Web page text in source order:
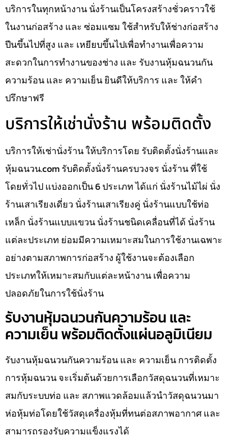
บริการในทุกหน้างาน นั่งร้านเป็นโครงสร้างชั่วคราวใช้
ในงานก่อสร้าง และ ซ่อมแซม ใช้สำหรับให้ช่างก่อสร้าง
ปีนขึ้นไปที่สูง และ เหยียบขึ้นไปเพื่อทำงานเพื่อความ
สะดวกในการทำงานของช่าง และ รับงานหุ้มฉนวนกัน
ความร้อน และ ความเย็น ยินดีให้บริการ และ ให้คำ
ปรึกษาฟรี
บริการให้เช่านั่งร้าน พร้อมติดตั้ง
บริการให้เช่านั่งร้าน ให้บริการโดย รับติดตั้งนั่งร้านและ
หุ้มฉนวน.com รับติดตั้งนั่งร้านครบวงจร นั่งร้าน ที่ใช้
โดยทั่วไป แบ่งออกเป็น 6 ประเภท ได้แก่ นั่งร้านไม้ไผ่ นั่ง
ร้านเสาเรียงเดี่ยว นั่งร้านเสาเรียงคู่ นั่งร้านแบบใช้ท่อ
เหล็ก นั่งร้านแบบแขวน นั่งร้านชนิดเคลื่อนที่ได้ นั่งร้าน
แต่ละประเภท ย่อมมีความเหมาะสมในการใช้งานเฉพาะ
อย่างตามสภาพการก่อสร้าง ผู้ใช้งานจะต้องเลือก
ประเภทให้เหมาะสมกับแต่ละหน้างาน เพื่อความ
ปลอดภัยในการใช้นั่งร้าน
รับงานหุ้มฉนวนกันความร้อน และ
ความเย็น พร้อมติดตั้งแผ่นอลูมิเนียม
รับงานหุ้มฉนวนกันความร้อน และ ความเย็น การติดตั้ง
การหุ้มฉนวน จะเริ่มต้นด้วยการเลือกวัสดุฉนวนที่เหมาะ
สมกับระบบท่อ และ สภาพแวดล้อมแล้วนำวัสดุฉนวนมา
ห่อหุ้มท่อโดยใช้วัสดุเครื่องหุ้มที่ทนต่อสภาพอากาศ และ
สามารถรองรับความแข็งแรงได้